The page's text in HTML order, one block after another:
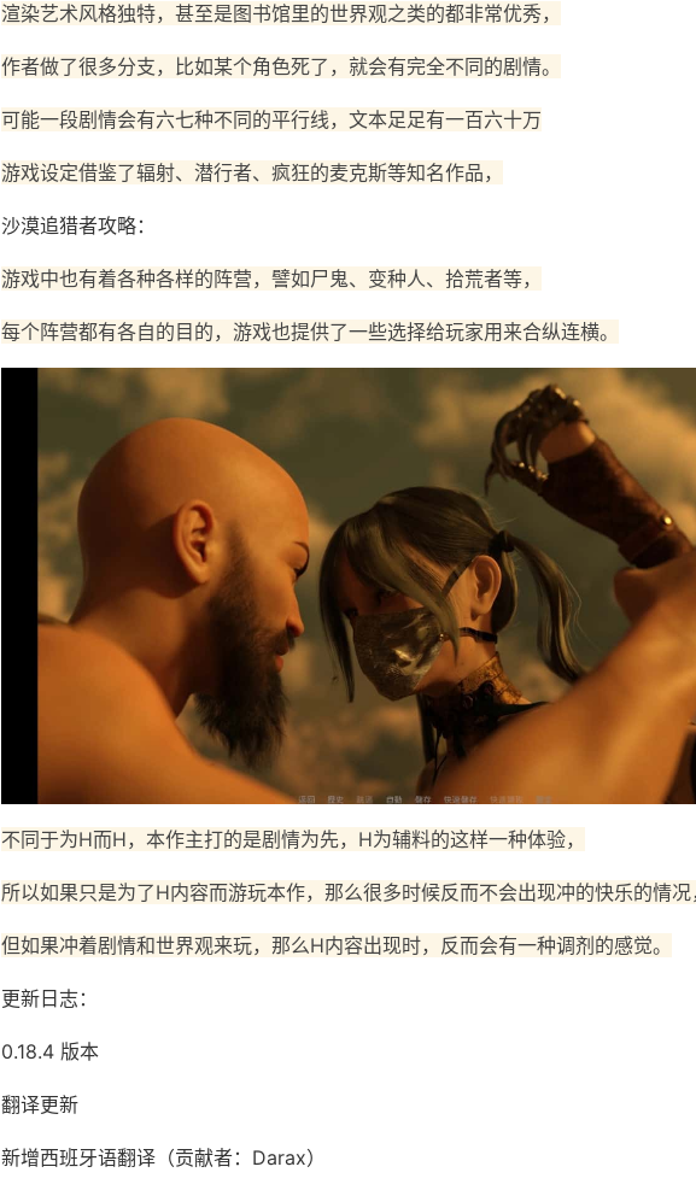
渲染艺术风格独特，甚至是图书馆里的世界观之类的都非常优秀，
作者做了很多分支，比如某个角色死了，就会有完全不同的剧情。
可能一段剧情会有六七种不同的平行线，文本足足有一百六十万
游戏设定借鉴了辐射、潜行者、疯狂的麦克斯等知名作品，
沙漠追猎者攻略：
游戏中也有着各种各样的阵营，譬如尸鬼、变种人、拾荒者等，
每个阵营都有各自的目的，游戏也提供了一些选择给玩家用来合纵连横。
不同于为H而H，本作主打的是剧情为先，H为辅料的这样一种体验，
所以如果只是为了H内容而游玩本作，那么很多时候反而不会出现冲的快乐的情况
但如果冲着剧情和世界观来玩，那么H内容出现时，反而会有一种调剂的感觉。
更新日志：
0.18.4 版本
翻译更新
新增西班牙语翻译（贡献者：Darax）